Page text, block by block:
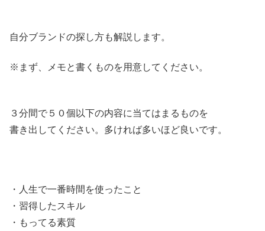
自分ブランドの探し方も解説します。
※まず、メモと書くものを用意してください。
３分間で５０個以下の内容に当てはまるものを
書き出してください。多ければ多いほど良いです。
・人生で一番時間を使ったこと
・習得したスキル
・もってる素質